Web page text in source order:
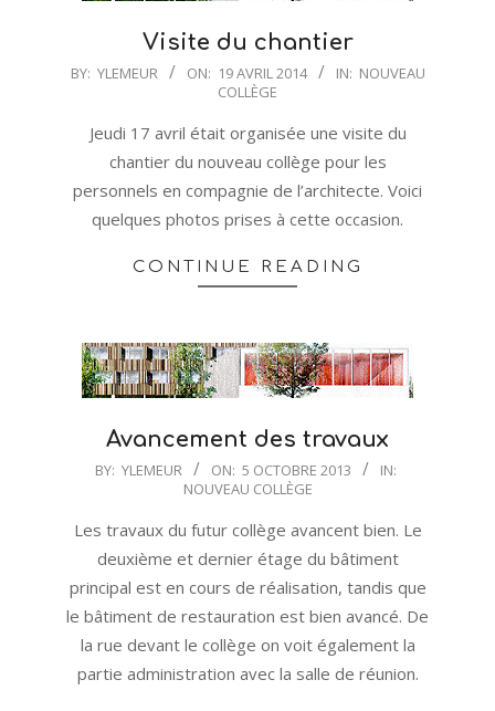
Visite du chantier
2014-
BY: YLEMEUR ON: 19 AVRIL 2014 IN: NOUVEAU
COLLÈGE
Jeudi 17 avril était organisée une visite du
chantier du nouveau collège pour les
personnels en compagnie de l’architecte. Voici
quelques photos prises à cette occasion.
CONTINUE READING
Avancement des travaux
2013-
05
BY: YLEMEUR ON: 5 OCTOBRE 2013
IN:
NOUVEAU COLLÈGE
Les travaux du futur collège avancent bien. Le
deuxième et dernier étage du bâtiment
principal est en cours de réalisation, tandis que
le bâtiment de restauration est bien avancé. De
la rue devant le collège on voit également la
partie administration avec la salle de réunion.